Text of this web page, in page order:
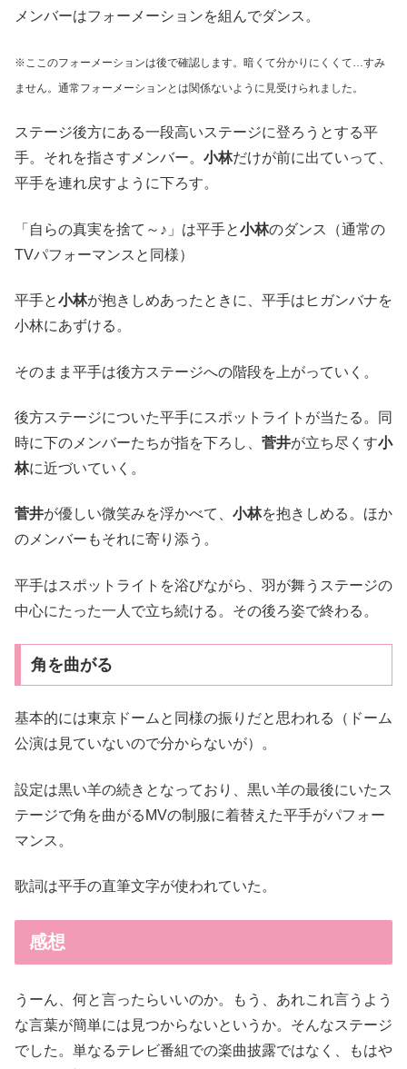
メンバーはフォーメーションを組んでダンス。
※ここのフォーメーションは後で確認します。暗くて分かりにくくて…すみ
ません。通常フォーメーションとは関係ないように見受けられました。
ステージ後方にある一段高いステージに登ろうとする平
手。それを指さすメンバー。 小林だけが前に出ていって、
平手を連れ戻すように下ろす。
「自らの真実を捨て～♪」は平手と小林のダンス（通常の
TVパフォーマンスと同様）
平手と小林が抱きしめあったときに、平手はヒガンバナを
小林にあずける。
そのまま平手は後方ステージへの階段を上がっていく。
後方ステージについた平手にスポットライトが当たる。同
時に下のメンバーたちが指を下ろし、 菅井が立ち尽くす小
林に近づいていく。
菅井が優しい微笑みを浮かべて、 小林を抱きしめる。ほか
のメンバーもそれに寄り添う。
平手はスポットライトを浴びながら、羽が舞うステージの
中心にたった一人で立ち続ける。その後ろ姿で終わる。
角を曲がる
基本的には東京ドームと同様の振りだと思われる（ドーム
公演は見ていないので分からないが）。
設定は黒い羊の続きとなっており、黒い羊の最後にいたス
テージで角を曲がるMVの制服に着替えた平手がパフォー
マンス。
歌詞は平手の直筆文字が使われていた。
感想
うーん、何と言ったらいいのか。もう、あれこれ言うよう
な言葉が簡単には見つからないというか。そんなステージ
でした。単なるテレビ番組での楽曲披露ではなく、もはや